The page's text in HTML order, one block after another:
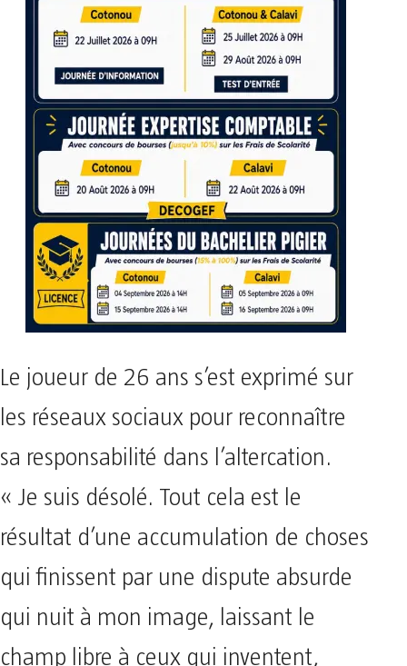
Le joueur de 26 ans s’est exprimé sur
les réseaux sociaux pour reconnaître
sa responsabilité dans l’altercation.
« Je suis désolé. Tout cela est le
résultat d’une accumulation de choses
qui finissent par une dispute absurde
qui nuit à mon image, laissant le
champ libre à ceux qui inventent,